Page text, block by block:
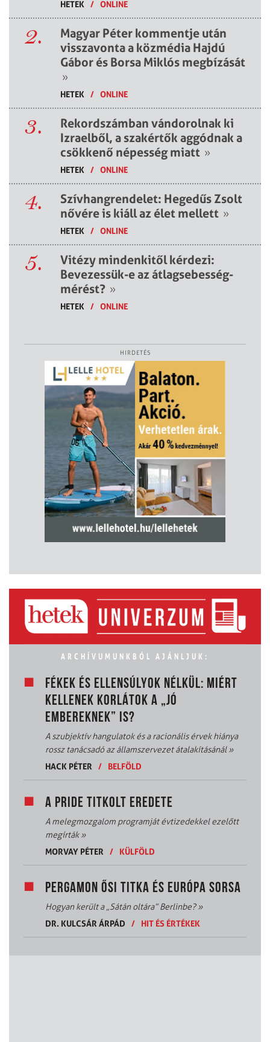
HETEK / ONLINE
2.
Magyar Péter kommentje után
visszavonta a közmédia Hajdú
Gábor és Borsa Miklós megbízását
»
HETEK / ONLINE
3.
Rekordszámban vándorolnak ki
Izraelből, a szakértők aggódnak a
csökkenő népesség miatt »
HETEK / ONLINE
4.
Szívhangrendelet: Hegedűs Zsolt
nővére is kiáll az élet mellett »
HETEK / ONLINE
5.
Vitézy mindenkitől kérdezi:
Bevezessük-e az átlagsebesség-
mérést? »
HETEK / ONLINE
HIRDETÉS
ARCHÍVUMUNKBÓL AJÁNLJUK:
FÉKEK ÉS ELLENSÚLYOK NÉLKÜL: MIÉRT
KELLENEK KORLÁTOK A „JÓ
EMBEREKNEK” IS?
A szubjektív hangulatok és a racionális érvek hiánya
rossz tanácsadó az államszervezet átalakításánál»
HACK PÉTER
/ BELFÖLD
A PRIDE TITKOLT EREDETE
A melegmozgalom programját évtizedekkel ezelőtt
megírták»
MORVAY PÉTER
/ KÜLFÖLD
PERGAMON ŐSI TITKA ÉS EURÓPA SORSA
Hogyan került a „Sátán oltára” Berlinbe?»
DR. KULCSÁR ÁRPÁD
/ HIT ÉS ÉRTÉKEK